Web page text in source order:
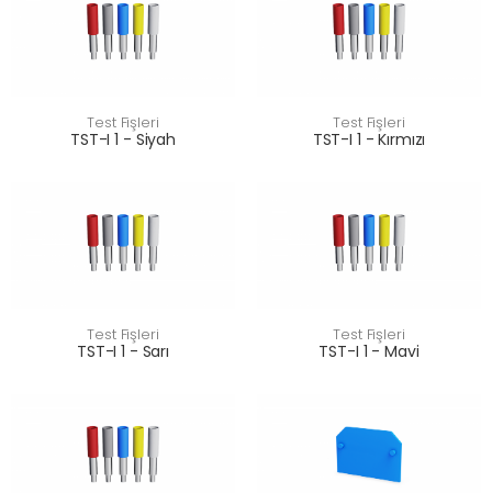
Test Fişleri
TST-I 1 - Siyah
Test Fişleri
TST-I 1 - Kırmızı
Test Fişleri
TST-I 1 - Sarı
Test Fişleri
TST-I 1 - Mavi